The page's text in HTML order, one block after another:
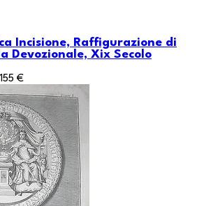
Incisione, Raffigurazione di
Devozionale, Xix Secolo
155 €